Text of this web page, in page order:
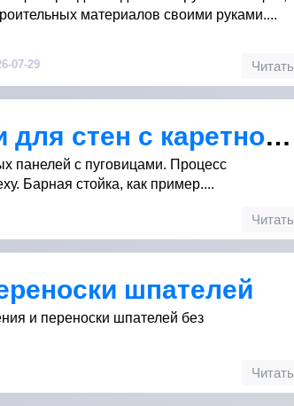
материалов своими руками....
Читать
07-29
Делаем панели для стен с каретной стяжкой
панелей с пуговицами. Процесс
Барная стойка, как пример....
Читать
шпателей
и переноски шпателей без
Читать